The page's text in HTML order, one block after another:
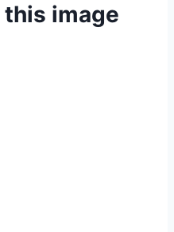
this image